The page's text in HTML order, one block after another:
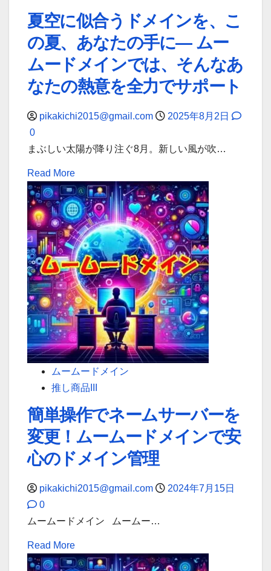
個
別
相
談
会
4
申
料
で
診
断！
ム
ム
ド
メ
イ
ン
の
『ネ
ッ
ト
de
診
断』
で
安
心
の
イ
ト
運
営
を。
夏空に似合うドメインを、こ
の夏、あなたの手に— ムー
ムードメインでは、そんなあ
なたの熱意を全力でサポート
pikakichi2015@gmail.com
2025年8月2日
0
まぶしい太陽が降り注ぐ8月。新しい風が吹…
Read MoreRead
more
about
夏
空
に
似
合
う
ド
メ
イ
ン
を、
の
夏、
あ
な
た
手
—
ム
ムームードメイン
推し商品III
簡単操作でネームサーバーを
変更！ムームードメインで安
心のドメイン管理
pikakichi2015@gmail.com
2024年7月15日
0
ムームードメイン ムームー…
Read MoreRead
more